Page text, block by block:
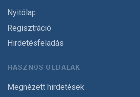
Nyitólap
Regisztráció
Hirdetésfeladás
HASZNOS OLDALAK
Megnézett hirdetések